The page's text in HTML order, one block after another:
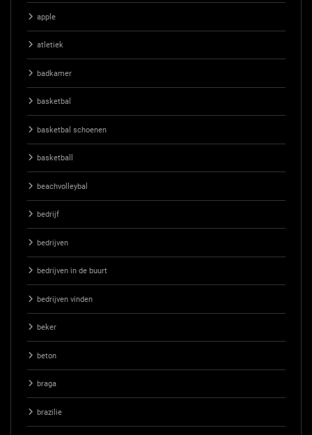
apple
atletiek
badkamer
basketbal
basketbal schoenen
basketball
beachvolleybal
bedrijf
bedrijven
bedrijven in de buurt
bedrijven vinden
beker
beton
braga
brazilie